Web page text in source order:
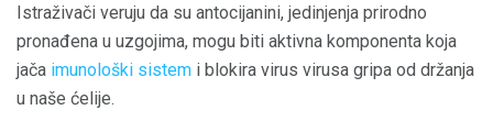
Istraživači veruju da su antocijanini, jedinjenja prirodno
pronađena u uzgojima, mogu biti aktivna komponenta koja
jača imunološki sistem i blokira virus virusa gripa od držanja
u naše ćelije.